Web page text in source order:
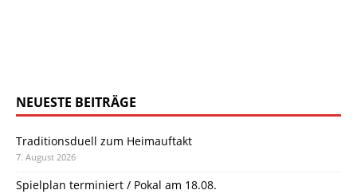
NEUESTE BEITRÄGE
Traditionsduell zum Heimauftakt
7. August 2026
Spielplan terminiert / Pokal am 18.08.